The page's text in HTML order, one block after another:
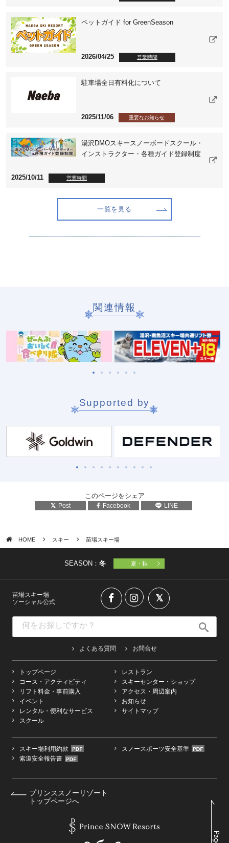
ペットガイド for GreenSeason
2026/04/25 営業時間
駐車場全日有料化について
2025/11/06 重要なお知らせ
湯沢DMOスキースノーボードスクール・
インストラクター・各種ガイド登録制度
2025/10/11 営業時間
一覧を見る
関連情報
Supported by
このページをシェア
Post Facebook LINE
HOME スキー 苗場スキー場
SEASON： 冬 夏・秋
苗場スキー場
ソーシャル公式
よくある質問 お問合せ
トップページ
コース・アクティビティ
リフト料金・事前購入
イベント
レンタル・便利なサービス
スクール
レストラン
スキーセンター・ショップ
アクセス・周辺案内
お知らせ
サイトマップ
スキー場利用約款
スノースポーツ安全基準
索道安全報告書
プリンススノーリゾート
トップページへ